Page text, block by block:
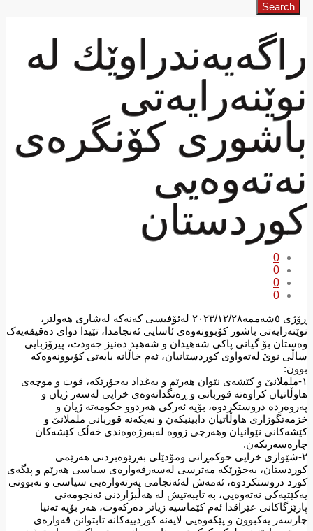
Search
راگەیەندراوێك لە
نوێنەرایەتی
باشوری کۆنگرەی
نەتەوەیی
کوردستان
0
0
0
0
ڕۆژی ٥شەممە٢٠٢٣/١٢/٢٨ لەئۆفیسی کەنەکە لەشاری هەولێر،
نوێنەرایەتی باشور کۆبوونەوەی ئاسایی ئەنجامدا، تێیدا دوای دەقیقەیەک
وەستان بۆ گیانی پاکی شەهیدان و شەهید دەنیز جەودت، پیرۆزبایی
ساڵی نوێ لەتەواوی کوردستانیان، ئەم خاڵانە بابەتی کۆبوونەوەکە
بوون:
١-ململانێ و کێشەی نێوان هەرێم و بەغداد بەجۆرێکە، قوت و موچەی
هاوڵاتیان کراوەتە قوربانی و ڕەنگدانەوەی خراپی لەسەر ژیان و
پەروەردە دروستکردوە، بۆیە ئەرکی هەردوو حکومەتە ژیان و
خزمەتگوزاری هاوڵاتیان دابینبکەن و نەیکەنە قوربانی ململانێ و
کێشەکانی نێوانیان وهەرچی زووە لەبەرژەوەندی خەڵک کێشەکان
چارەسەربکەن.
٢-شێوازی خراپی حوکمڕانی ومۆدێلی بەڕێوەبردنی هەرێمی
کوردستان، بەجۆرێکە مەترسی لەسەرقەوارەی سیاسی هەرێم و پێگەی
کورد دروستکردوە، ئەمەش لەئەنجامی پەرتەوازەیی سیاسی و نەبوونی
یەکێتیەکی نەتەوەیی، بە تایبەتیش لە هەڵبژاردنی ئەنجومەنی
پارێزگاکانی عێراقدا ئەم کێماسیە زیاتر دەرکەوت، هەر بۆیە تەنیا
چارسەر یەکبوون و پێکەوەیی لایەنە کوردییەکانە تابتوانن قەوارەی